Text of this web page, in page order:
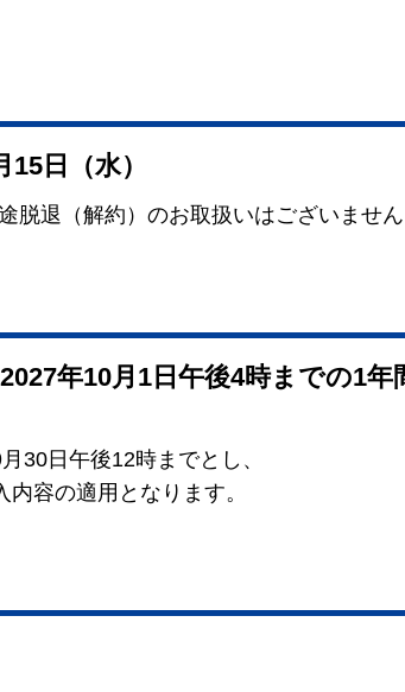
日（水）
脱退（解約）のお取扱いはございませ
年10月1日午後4時までの1年
30日午後12時までとし、
容の適用となります。